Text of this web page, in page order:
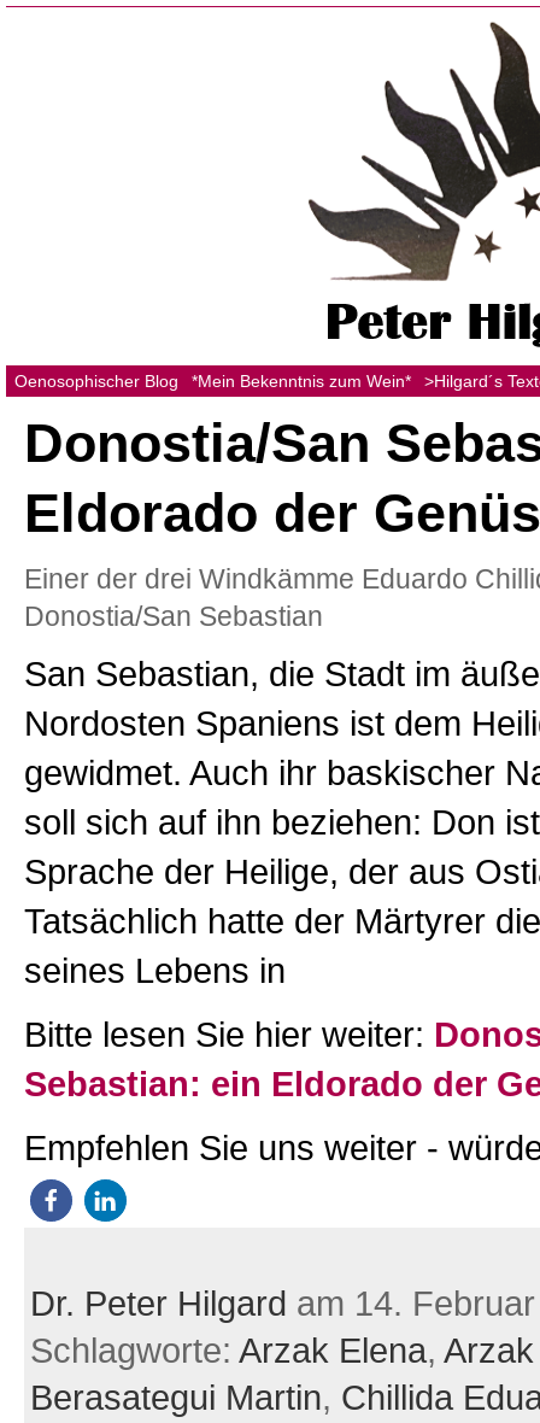
Oenosophischer Blog *Mein Bekenntnis zum Wein* >Hilgard´s
Donostia/San
Eldorado der
Einer der drei Windkämme Eduardo
Donostia/San Sebastian
San Sebastian, die Stadt im
Nordosten Spaniens ist dem
gewidmet. Auch ihr baskischer
soll sich auf ihn beziehen: Don
Sprache der Heilige, der aus
Tatsächlich hatte der Märtyrer
seines Lebens in
Bitte lesen Sie hier weiter:
Sebastian: ein Eldorado der
Empfehlen Sie uns weiter -
Dr. Peter Hilgard am 14.
Schlagworte: Arzak Elena,
Berasategui Martin, Chillida